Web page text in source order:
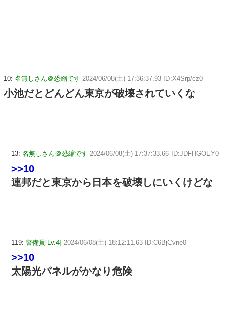
10: 名無しさん＠恐縮です 2024/06/08(土) 17:36:37.93 ID:X4Srp/cz0
小池だとどんどん東京が破壊されていくな
13: 名無しさん＠恐縮です 2024/06/08(土) 17:37:33.66 ID:JDFHGOEY0
>>10
連邦だと東京から日本を破壊しにいくけどな
119: 警備員[Lv.4] 2024/06/08(土) 18:12:11.63 ID:C6BjCvne0
>>10
太陽光パネルがかなり危険